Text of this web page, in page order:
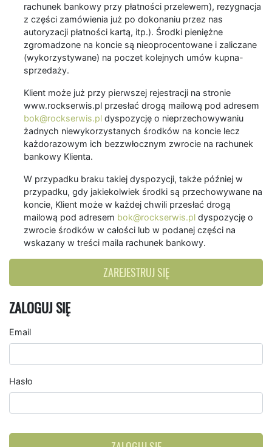
rachunek bankowy przy płatności przelewem), rezygnacja
z części zamówienia już po dokonaniu przez nas
autoryzacji płatności kartą, itp.). Środki pieniężne
zgromadzone na koncie są nieoprocentowane i zaliczane
(wykorzystywane) na poczet kolejnych umów kupna-
sprzedaży.
Klient może już przy pierwszej rejestracji na stronie
www.rockserwis.pl przesłać drogą mailową pod adresem
bok@rockserwis.pl dyspozycję o nieprzechowywaniu
żadnych niewykorzystanych środków na koncie lecz
każdorazowym ich bezzwłocznym zwrocie na rachunek
bankowy Klienta.
W przypadku braku takiej dyspozycji, także później w
przypadku, gdy jakiekolwiek środki są przechowywane na
koncie, Klient może w każdej chwili przesłać drogą
mailową pod adresem bok@rockserwis.pl dyspozycję o
zwrocie środków w całości lub w podanej części na
wskazany w treści maila rachunek bankowy.
ZAREJESTRUJ SIĘ
ZALOGUJ SIĘ
Email
Hasło